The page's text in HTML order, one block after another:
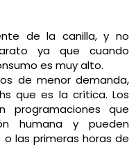
de la canilla, y no
ya que cuando
es muy alto.
de menor demanda,
que es la crítica. Los
programaciones que
humana y pueden
las primeras horas de